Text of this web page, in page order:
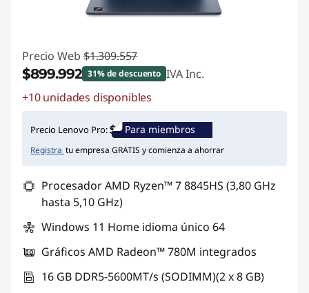
Precio Web $1.309.557
$899.992 31% de descuento IVA Inc.
Ahorros instantáneos :
+10 unidades disponibles
Precio Lenovo Pro: Para miembros
Registra tu empresa GRATIS y comienza a ahorrar
Procesador AMD Ryzen™ 7 8845HS (3,80 GHz
hasta 5,10 GHz)
Windows 11 Home idioma único 64
Gráficos AMD Radeon™ 780M integrados
16 GB DDR5-5600MT/s (SODIMM)(2 x 8 GB)